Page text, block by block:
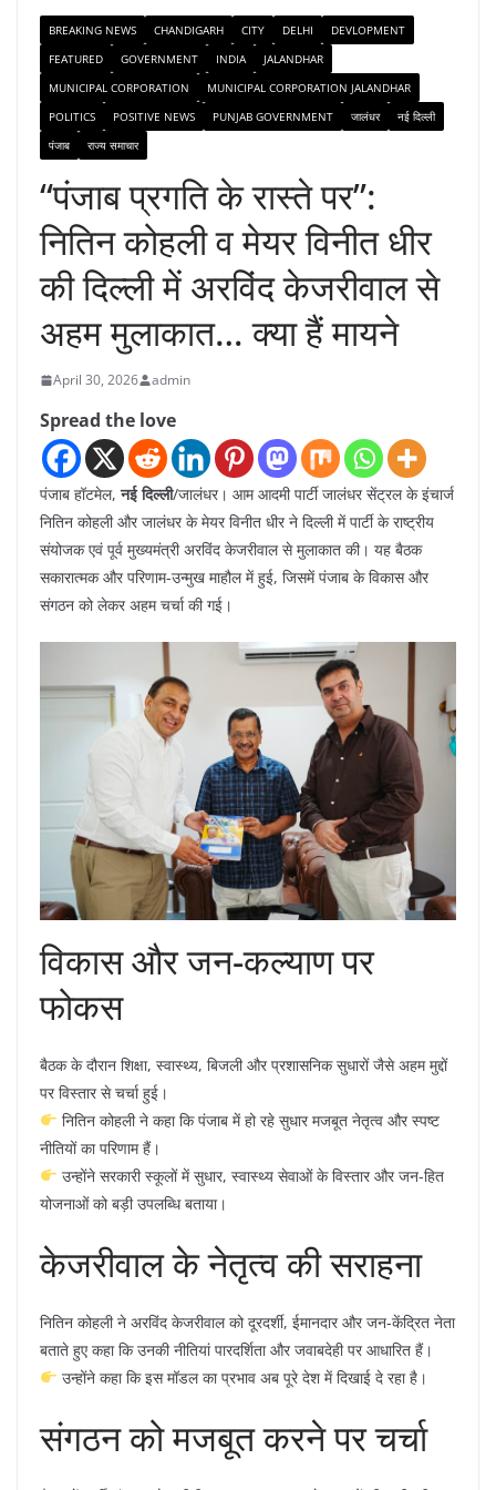
BREAKING NEWS CHANDIGARH CITY DELHI
DEVLOPMENT
FEATURED
GOVERNMENT INDIA
JALANDHAR
MUNICIPAL CORPORATION
MUNICIPAL CORPORATION JALANDHAR
POLITICS
POSITIVE NEWS PUNJAB GOVERNMENT जालंधर
नई दिल्ली
पंजाब
राज्य समाचार
“पंजाब प्रगति के रास्ते पर”:
नितिन कोहली व मेयर विनीत धीर
की दिल्ली में अरविंद केजरीवाल से
अहम मुलाकात… क्या हैं मायने
April 30, 2026 admin
Spread the love
पंजाब हॉटमेल,नई दिल्ली/जालंधर। आम आदमी पार्टी जालंधर सेंट्रल के इंचार्ज
नितिन कोहली और जालंधर के मेयर विनीत धीर ने दिल्ली में पार्टी के राष्ट्रीय
संयोजक एवं पूर्व मुख्यमंत्री अरविंद केजरीवाल से मुलाकात की। यह बैठक
सकारात्मक और परिणाम-उन्मुख माहौल में हुई, जिसमें पंजाब के विकास और
संगठन को लेकर अहम चर्चा की गई।
विकास और जन-कल्याण पर
फोकस
बैठक के दौरान शिक्षा, स्वास्थ्य, बिजली और प्रशासनिक सुधारों जैसे अहम मुद्दों
पर विस्तार से चर्चा हुई।
नितिन कोहली ने कहा कि पंजाब में हो रहे सुधार मजबूत नेतृत्व और स्पष्ट
नीतियों का परिणाम हैं।
उन्होंने सरकारी स्कूलों में सुधार, स्वास्थ्य सेवाओं के विस्तार और जन-हित
योजनाओं को बड़ी उपलब्धि बताया।
केजरीवाल के नेतृत्व की सराहना
नितिन कोहली ने अरविंद केजरीवाल को दूरदर्शी, ईमानदार और जन-केंद्रित नेता
बताते हुए कहा कि उनकी नीतियां पारदर्शिता और जवाबदेही पर आधारित हैं।
उन्होंने कहा कि इस मॉडल का प्रभाव अब पूरे देश में दिखाई दे रहा है।
संगठन को मजबूत करने पर चर्चा